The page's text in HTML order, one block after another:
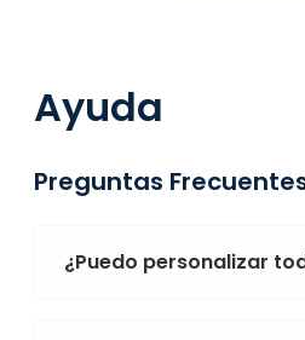
Ayuda
Preguntas
¿Puedo personalizar